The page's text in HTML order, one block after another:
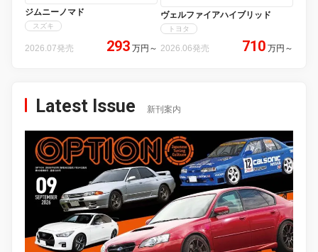
ジムニーノマド
スズキ
2026.07発売 293 万円 ～
ヴェルファイアハイブリッド
トヨタ
2026.06発売 710 万円 ～
Latest Issue 新刊案内